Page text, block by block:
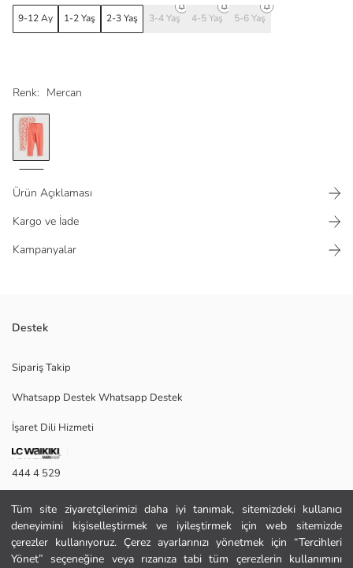
Tüm site ziyaretçilerimizi daha iyi tanımak, sitemizdeki kullanıcı
deneyimini kişiselleştirmek ve iyileştirmek için web sitemizde
çerezler kullanıyoruz. Çerez ayarlarınızı yönetmek için “Tercihleri
Yönet” seçeneğine veya rızanıza tabi tüm çerezlerin kullanımını
Renk: Mercan
9-12 Ay 1-2 Yaş 2-3 Yaş 3-4 Yaş 4-5 Yaş 5-6 Yaş
Ürün Açıklaması
Kargo ve İade
Kampanyalar
Paket, biri desenli diğeri desensiz olmak üzere iki adet tayt içerir.
Ana Kumaş Mercan:
Ana Kumaş Pembe Baskılı:
Menşei:
Satıcı:
Marka:
Cinsiyet:
Kalıp:
Paça Fiti:
Kalınlık:
Destek
Sipariş Takip
Whatsapp Destek Whatsapp Destek
İşaret Dili Hizmeti
444 4 529
İletişim Formu
444 4 529